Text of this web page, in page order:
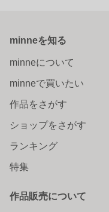
minneを知る
minneについて
minneで買いたい
作品をさがす
ショップをさがす
ランキング
特集
作品販売について